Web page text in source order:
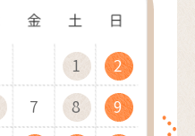
1
2
7 8
9
5
6
11 12
13
3
4
9 10
11
1
6 7
8
5
6
11 12
13
2
3
8 9
10
6
7
12 13
14
6
7
12 13
14
3
4
9 10
11
1
2
7 8
9
5
6
11 12
13
3
4
9 10
11